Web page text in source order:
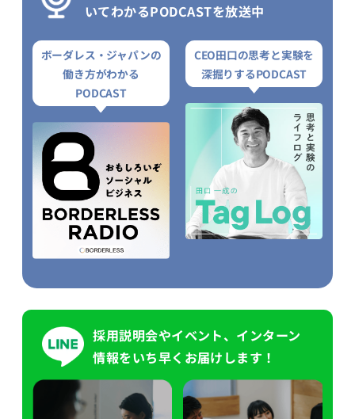
いてわかるPODCASTを放送中
ボーダレス・ジャパンの
働き方がわかる
PODCAST
CEO田口の思考と実験を
深掘りするPODCAST
採用説明会やイベント、インターン
情報をいち早くお届けします！